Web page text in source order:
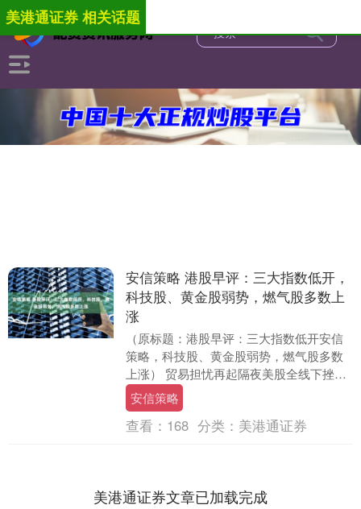
美港通证券 相关话题
安信策略 港股早评：三大指数低开，
科技股、黄金股弱势，燃气股多数上
涨
（原标题：港股早评：三大指数低开安信
策略，科技股、黄金股弱势，燃气股多数
上涨） 贸易担忧再起隔夜美股全线下挫，
金龙指数跌近1%。港股三大指数再度低
开，恒指跌0.....
安信策略
查看： 168 分类： 美港通证券
美港通证券文章已加载完成